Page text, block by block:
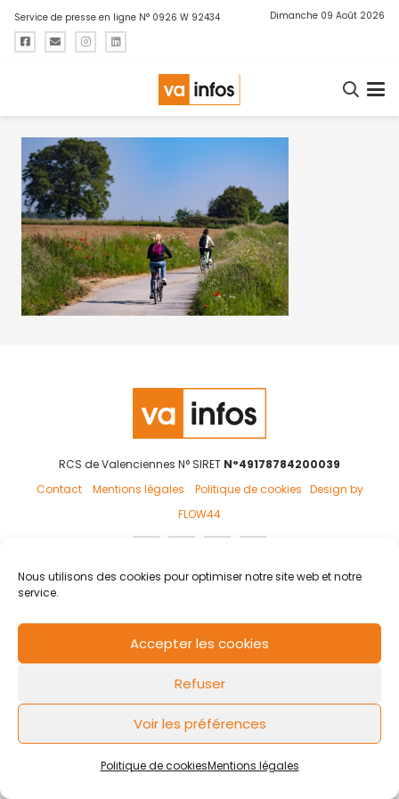
Nous utilisons des cookies pour optimiser notre site web et notre
service.
Accepter les cookies
Refuser
Voir les préférences
Politique de cookiesMentions légales
Service de presse en ligne N° 0926 W 92434 Dimanche 09 Août 2026
RCS de Valenciennes N° SIRET N°49178784200039
Contact
Mentions légales Politique de cookies Design by
FLOW44